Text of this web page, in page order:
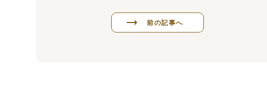
前の記事へ